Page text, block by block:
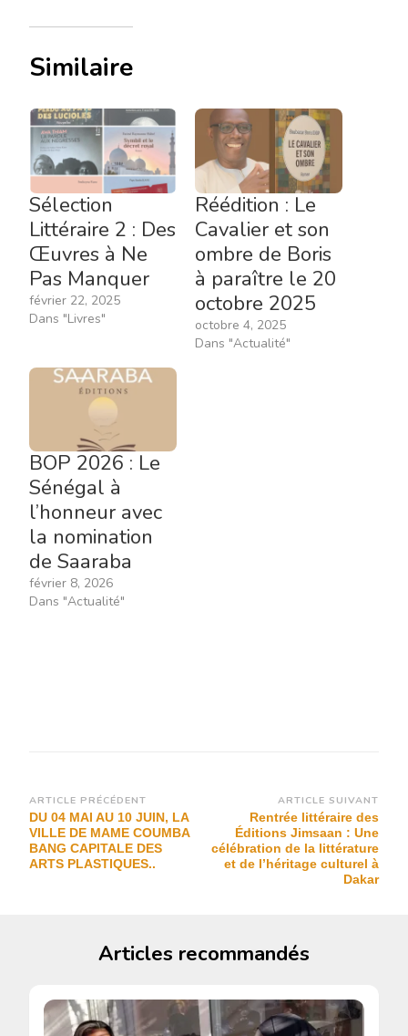
Similaire
Sélection
Littéraire 2 : Des
Œuvres à Ne
Pas Manquer
février 22, 2025
Dans "Livres"
Réédition : Le
Cavalier et son
ombre de Boris
à paraître le 20
octobre 2025
octobre 4, 2025
Dans "Actualité"
BOP 2026 : Le
Sénégal à
l’honneur avec
la nomination
de Saaraba
février 8, 2026
Dans "Actualité"
Navigation
d’article
ARTICLE PRÉCÉDENT
DU 04 MAI AU 10 JUIN, LA
VILLE DE MAME COUMBA
BANG CAPITALE DES
ARTS PLASTIQUES..
ARTICLE SUIVANT
Rentrée littéraire des
Éditions Jimsaan : Une
célébration de la littérature
et de l’héritage culturel à
Dakar
Articles recommandés